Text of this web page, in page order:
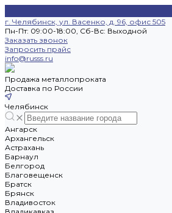
г. Челябинск, ул. Васенко, д. 96, офис 505
Пн-Пт: 09:00-18:00, Cб-Вс: Выходной
Заказать звонок
Запросить прайс
info@russs.ru
Продажа металлопроката
Доставка по России
Челябинск
Ангарск
Архангельск
Астрахань
Барнаул
Белгород
Благовещенск
Братск
Брянск
Владивосток